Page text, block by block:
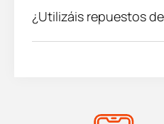
¿Utilizáis repuestos